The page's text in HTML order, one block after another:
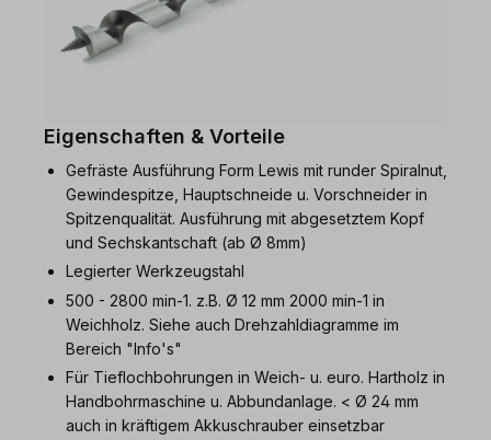
Eigenschaften & Vorteile
Gefräste Ausführung Form Lewis mit runder Spiralnut,
Gewindespitze, Hauptschneide u. Vorschneider in
Spitzenqualität. Ausführung mit abgesetztem Kopf
und Sechskantschaft (ab Ø 8mm)
Legierter Werkzeugstahl
500 - 2800 min-1. z.B. Ø 12 mm 2000 min-1 in
Weichholz. Siehe auch Drehzahldiagramme im
Bereich "Info's"
Für Tieflochbohrungen in Weich- u. euro. Hartholz in
Handbohrmaschine u. Abbundanlage. < Ø 24 mm
auch in kräftigem Akkuschrauber einsetzbar